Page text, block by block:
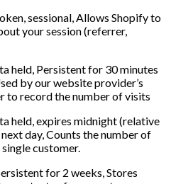
sessional, Allows Shopify to
your session (referrer,
held, Persistent for 30 minutes
by our website provider’s
to record the number of visits
held, expires midnight (relative
day, Counts the number of
customer.
for 2 weeks, Stores